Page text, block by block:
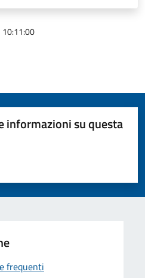
10:11:00
informazioni su questa
su 5
5
frequenti